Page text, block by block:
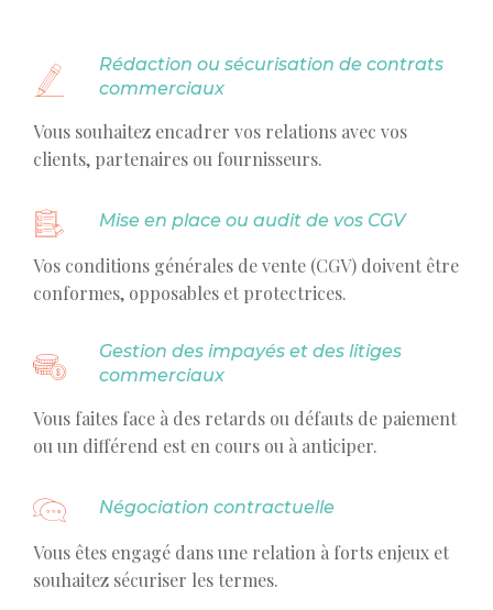
Rédaction ou sécurisation de contrats
commerciaux
Vous souhaitez encadrer vos relations avec vos
clients, partenaires ou fournisseurs.
Mise en place ou audit de vos CGV
Vos conditions générales de vente (CGV) doivent être
conformes, opposables et protectrices.
Gestion des impayés et des litiges
commerciaux
Vous faites face à des retards ou défauts de paiement
ou un différend est en cours ou à anticiper.
Négociation contractuelle
Vous êtes engagé dans une relation à forts enjeux et
souhaitez sécuriser les termes.